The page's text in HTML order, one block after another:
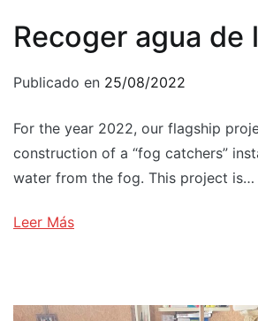
Recoger agua de
Publicado en 25/08/2022
For the year 2022, our flagship
construction of a “fog catchers”
water from the fog. This project is…
Leer Más